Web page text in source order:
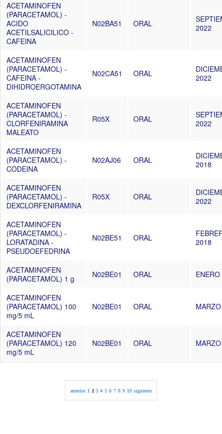
ACETAMINOFEN
(PARACETAMOL) -
ACIDO
ACETILSALICILICO -
CAFEINA
N02BA51 ORAL
2022
ACETAMINOFEN
(PARACETAMOL) -
CAFEINA -
DIHIDROERGOTAMINA
N02CA51 ORAL
2022
ACETAMINOFEN
(PARACETAMOL) -
CLORFENIRAMINA
MALEATO
R05X ORAL
2022
ACETAMINOFEN
(PARACETAMOL) -
CODEINA
N02AJ06 ORAL
2018
ACETAMINOFEN
(PARACETAMOL) -
DEXCLORFENIRAMINA
R05X ORAL
2022
ACETAMINOFEN
(PARACETAMOL) -
LORATADINA -
PSEUDOEFEDRINA
N02BE51 ORAL
2018
ACETAMINOFEN
(PARACETAMOL) 1 g
N02BE01 ORAL
ACETAMINOFEN
(PARACETAMOL) 100
mg/5 mL
N02BE01 ORAL
ACETAMINOFEN
(PARACETAMOL) 120
mg/5 mL
N02BE01 ORAL
anterior 1 2 3 4 5 6 7 8 9 10 siguiente